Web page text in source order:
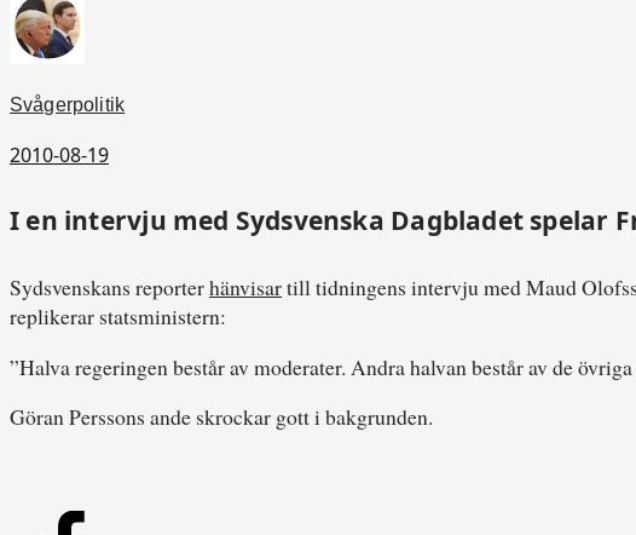
Svågerpolitik
2010-08-19
I en intervju med Sydsvenska Dagbladet
Sydsvenskans reporterhänvisartill tidningens intervju med Maud
replikerar statsministern:
”Halva regeringen består av moderater. Andra halvan består av de
Göran Perssons ande skrockar gott i bakgrunden.